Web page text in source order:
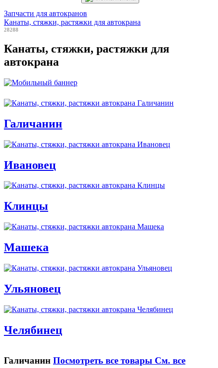
Запчасти для автокранов
Канаты, стяжки, растяжки для автокрана
28288
Канаты, стяжки, растяжки для
автокрана
Галичанин
Ивановец
Клинцы
Машека
Ульяновец
Челябинец
Галичанин Посмотреть все товары См. все